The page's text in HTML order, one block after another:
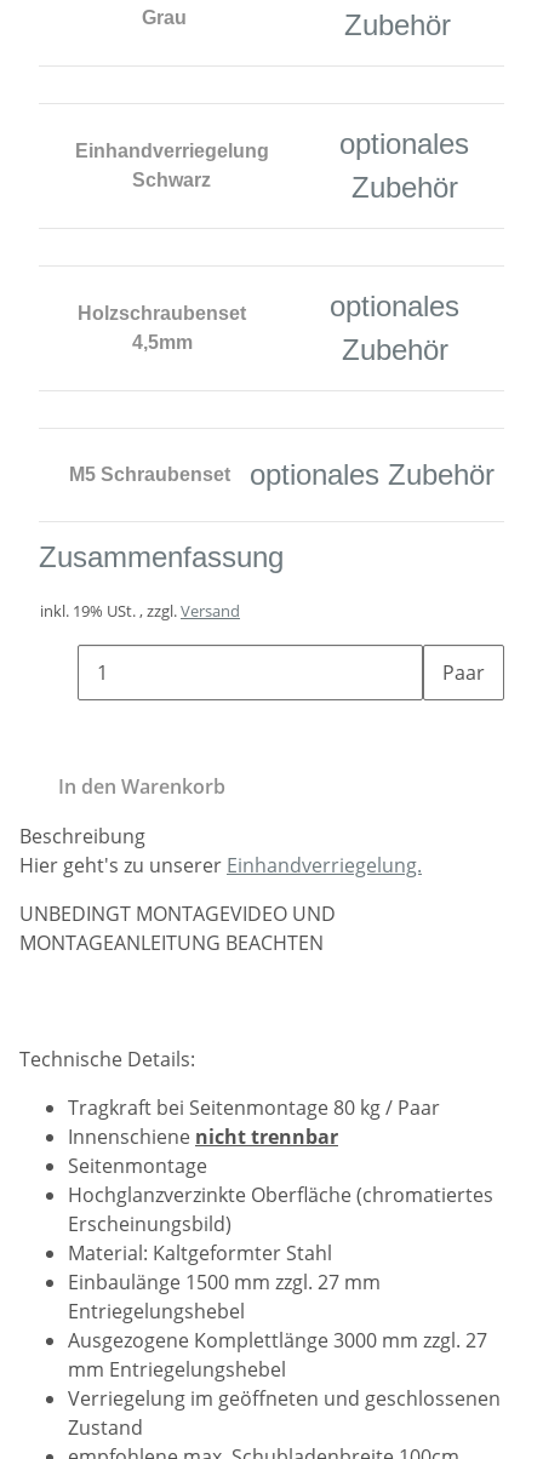
Grau
Zubehör
Einhandverriegelung
Schwarz
optionales
Zubehör
Holzschraubenset
4,5mm
optionales
Zubehör
M5 Schraubenset optionales Zubehör
Zusammenfassung
inkl. 19% USt. , zzgl.Versand
Paar
In den Warenkorb
Beschreibung
Hier geht's zu unserer Einhandverriegelung.
UNBEDINGT MONTAGEVIDEO UND
MONTAGEANLEITUNG BEACHTEN
Technische Details:
Tragkraft bei Seitenmontage 80 kg / Paar
Innenschiene nicht trennbar
Seitenmontage
Hochglanzverzinkte Oberfläche (chromatiertes
Erscheinungsbild)
Material: Kaltgeformter Stahl
Einbaulänge 1500 mm zzgl. 27 mm
Entriegelungshebel
Ausgezogene Komplettlänge 3000 mm zzgl. 27
mm Entriegelungshebel
Verriegelung im geöffneten und geschlossenen
Zustand